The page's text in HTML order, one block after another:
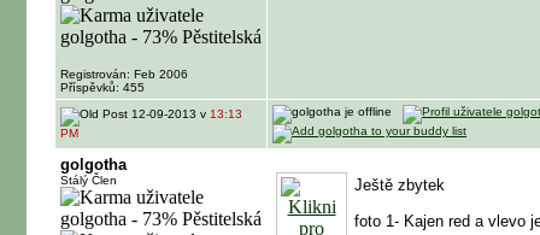
Registrován: Feb 2006
Příspěvků: 455
12-09-2013 v 13:13
PM
golgotha
Stálý Člen
Ještě zbytek
foto 1- Kajen red a vlevo